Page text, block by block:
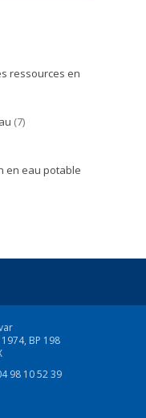
ressources en
(7)
en eau potable
BP 198
98 10 52 39